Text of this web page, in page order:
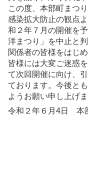
この度、本部町まつ
感染拡大防止の観点
和２年７月の開催を
洋まつり」を中止と
関係者の皆様をはじ
皆様には大変ご迷惑
て次回開催に向け、
ております。今後と
ようお願い申し上げま
令和２年６月4日 本